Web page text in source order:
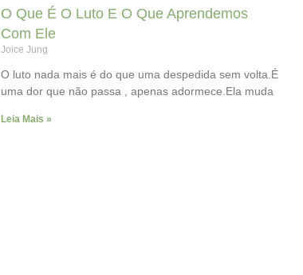
O Que É O Luto E O Que Aprendemos
Com Ele
Joice Jung
O luto nada mais é do que uma despedida sem volta.É
uma dor que não passa , apenas adormece.Ela muda
Leia Mais »